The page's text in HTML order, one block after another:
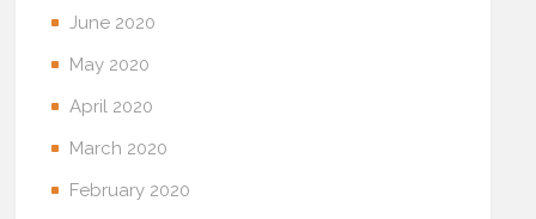
June 2020
May 2020
April 2020
March 2020
February 2020